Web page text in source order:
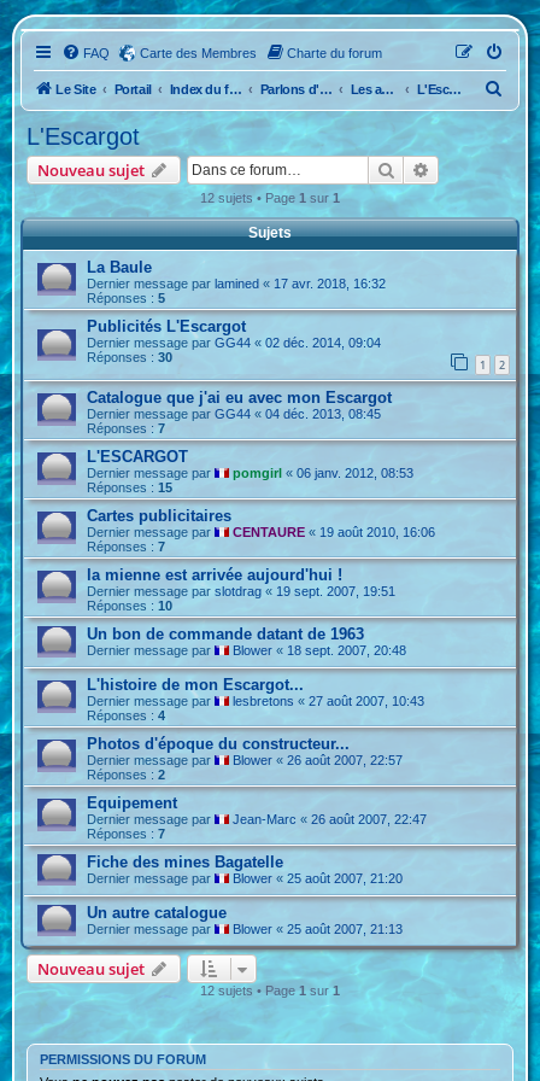
FAQ Carte des Membres Charte du forum
Le Site Portail Index du forum Parlons d'Anciennes Les anciennes caravanes ! L'Escargot
c
r
e
L'Escargot
Nouveau sujet RechercherRecherche
12 sujets • Page 1 sur 1
Sujets
La Baule
Dernier message parlamined « 17 avr. 2018, 16:32
Réponses :5
Publicités L'Escargot
Dernier message parGG44 «02 déc. 2014, 09:04
Réponses :30 1 2
Catalogue que j'ai eu avec mon Escargot
Dernier message parGG44 «04 déc. 2013, 08:45
Réponses :7
L'ESCARGOT
Dernier message par pomgirl «06 janv. 2012, 08:53
Réponses :15
Cartes publicitaires
Dernier message par CENTAURE « 19 août 2010, 16:06
Réponses :7
la mienne est arrivée aujourd'hui !
Dernier message parslotdrag « 19 sept. 2007, 19:51
Réponses :10
Un bon de commande datant de 1963
Dernier message par Blower « 18 sept. 2007, 20:48
L'histoire de mon Escargot...
Dernier message par lesbretons «27 août 2007, 10:43
Réponses :4
Photos d'époque du constructeur...
Dernier message par Blower «26 août 2007, 22:57
Réponses :2
Equipement
Dernier message par Jean-Marc «26 août 2007, 22:47
Réponses :7
Fiche des mines Bagatelle
Dernier message par Blower «25 août 2007, 21:20
Un autre catalogue
Dernier message par Blower «25 août 2007, 21:13
Nouveau sujet
12 sujets • Page1 sur1
PERMISSIONS DU FORUM